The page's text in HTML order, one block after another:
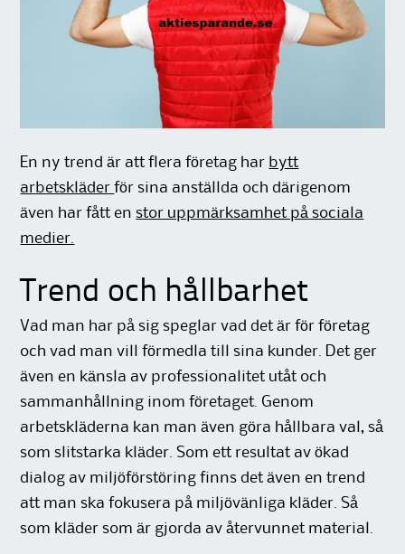
En ny trend är att flera företag har bytt
arbetskläderför sina anställda och därigenom
även har fått enstor uppmärksamhet på sociala
medier.
Trend och hållbarhet
Vad man har på sig speglar vad det är för företag
och vad man vill förmedla till sina kunder. Det ger
även en känsla av professionalitet utåt och
sammanhållning inom företaget. Genom
arbetskläderna kan man även göra hållbara val, så
som slitstarka kläder. Som ett resultat av ökad
dialog av miljöförstöring finns det även en trend
att man ska fokusera på miljövänliga kläder. Så
som kläder som är gjorda av återvunnet material.